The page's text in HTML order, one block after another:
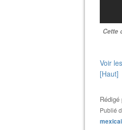
Cette
Voir
[Haut]
Rédigé
Publié